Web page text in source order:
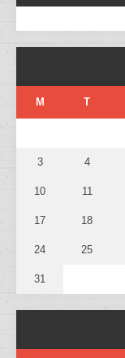
M T
3 4
10 11
17 18
24 25
31